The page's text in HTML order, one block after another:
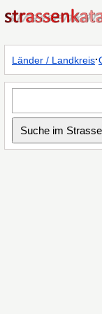
Länder / Landkreis·